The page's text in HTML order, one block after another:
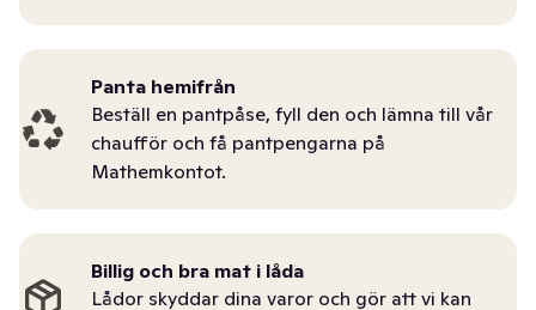
Panta hemifrån
Beställ en pantpåse, fyll den och lämna till vår
chaufför och få pantpengarna på
Mathemkontot.
Billig och bra mat i låda
Lådor skyddar dina varor och gör att vi kan